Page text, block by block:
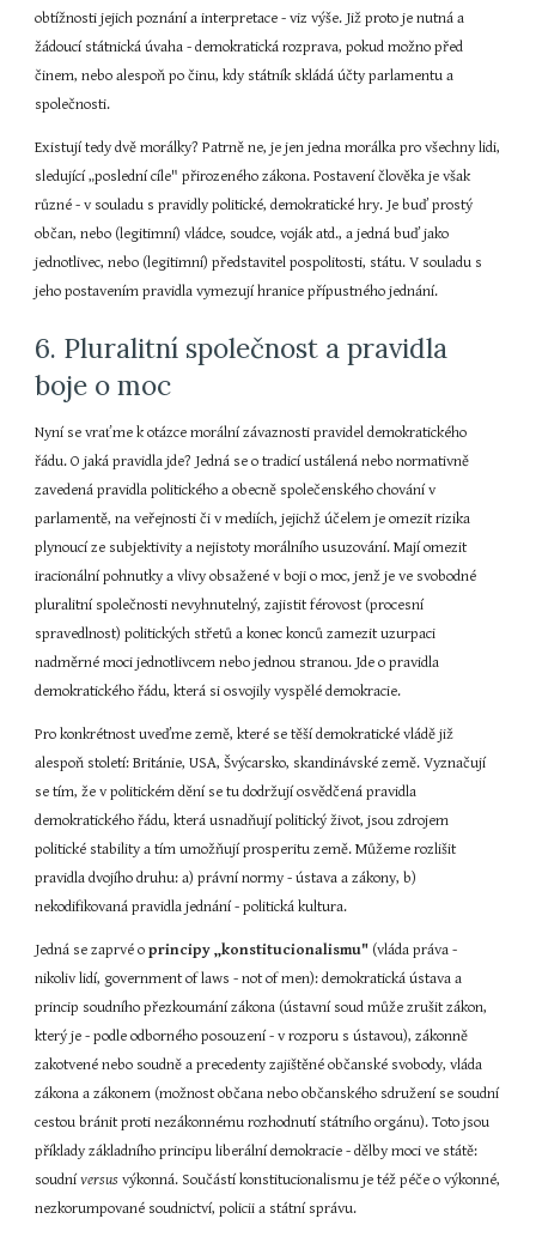
obtížnosti jejich poznání a interpretace - viz výše. Již proto je nutná a
žádoucí státnická úvaha - demokratická rozprava, pokud možno před
činem, nebo alespoň po činu, kdy státník skládá účty parlamentu a
společnosti.
Existují tedy dvě morálky? Patrně ne, je jen jedna morálka pro všechny lidi,
sledující „poslední cíle" přirozeného zákona. Postavení člověka je však
různé - v souladu s pravidly politické, demokratické hry. Je buď prostý
občan, nebo (legitimní) vládce, soudce, voják atd., a jedná buď jako
jednotlivec, nebo (legitimní) představitel pospolitosti, státu. V souladu s
jeho postavením pravidla vymezují hranice přípustného jednání.
6. Pluralitní společnost a pravidla
boje o moc
Nyní se vraťme k otázce morální závaznosti pravidel demokratického
řádu. O jaká pravidla jde? Jedná se o tradicí ustálená nebo normativně
zavedená pravidla politického a obecně společenského chování v
parlamentě, na veřejnosti či v mediích, jejichž účelem je omezit rizika
plynoucí ze subjektivity a nejistoty morálního usuzování. Mají omezit
iracionální pohnutky a vlivy obsažené v boji o moc, jenž je ve svobodné
pluralitní společnosti nevyhnutelný, zajistit férovost (procesní
spravedlnost) politických střetů a konec konců zamezit uzurpaci
nadměrné moci jednotlivcem nebo jednou stranou. Jde o pravidla
demokratického řádu, která si osvojily vyspělé demokracie.
Pro konkrétnost uveďme země, které se těší demokratické vládě již
alespoň století: Británie, USA, Švýcarsko, skandinávské země. Vyznačují
se tím, že v politickém dění se tu dodržují osvědčená pravidla
demokratického řádu, která usnadňují politický život, jsou zdrojem
politické stability a tím umožňují prosperitu země. Můžeme rozlišit
pravidla dvojího druhu: a) právní normy - ústava a zákony, b)
nekodifikovaná pravidla jednání - politická kultura.
Jedná se zaprvé o principy „konstitucionalismu" (vláda práva -
nikoliv lidí, government of laws - not of men): demokratická ústava a
princip soudního přezkoumání zákona (ústavní soud může zrušit zákon,
který je - podle odborného posouzení - v rozporu s ústavou), zákonně
zakotvené nebo soudně a precedenty zajištěné občanské svobody, vláda
zákona a zákonem (možnost občana nebo občanského sdružení se soudní
cestou bránit proti nezákonnému rozhodnutí státního orgánu). Toto jsou
příklady základního principu liberální demokracie - dělby moci ve státě:
soudní versus výkonná. Součástí konstitucionalismu je též péče o výkonné,
nezkorumpované soudnictví, policii a státní správu.